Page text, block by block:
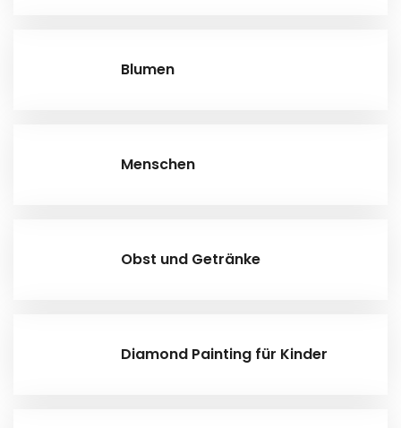
Blumen
Menschen
Obst und Getränke
Diamond Painting für Kinder